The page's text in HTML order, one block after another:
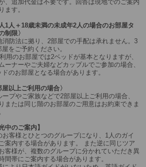
、追加代金は不要です。回答は現地でのご案内
ます。
人1人＋18歳未満の未成年2人の場合のお部屋タ
制限〉
消防法に拠り、2部屋での手配は承れません。3
屋をご予約ください。
用のお部屋では2ベッドが基本となりますが、
ーナーやご夫婦などカップルでご参加の場合、
ドのお部屋となる場合があります。
屋以上ご利用の場合〉
ープやご家族などで2部屋以上ご利用の場合、
または同じ階のお部屋のご用意はお約束できま
中のご案内】
お客様とひとつのグループになり、1人のガイ
案内する場合があります。 また逆に同じツア
客様が、複数のグループに分かれていただき異
間帯にご案内する場合があります。